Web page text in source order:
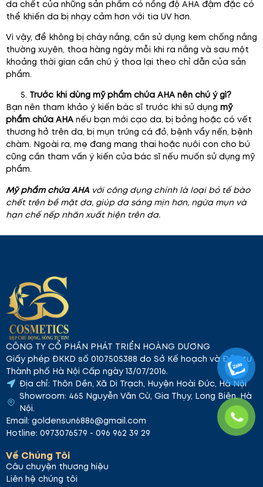
da chết của những sản phẩm có nồng độ AHA đậm đặc có
thể khiến da bị nhạy cảm hơn với tia UV hơn.
Vì vậy, để không bị cháy nắng, cần sử dụng kem chống nắng
thường xuyên, thoa hàng ngày mỗi khi ra nắng và sau một
khoảng thời gian cần chú ý thoa lại theo chỉ dẫn của sản
phẩm.
Trước khi dùng mỹ phẩm chứa AHA nên chú ý gì?
Bạn nên tham khảo ý kiến ​​bác sĩ trước khi sử dụng mỹ
phẩm chứa AHA nếu bạn mới cạo da, bị bỏng hoặc có vết
thương hở trên da, bị mụn trứng cá đỏ, bệnh vẩy nến, bệnh
chàm. Ngoài ra, mẹ đang mang thai hoặc nuôi con cho bú
cũng cần tham vấn ý kiến của ​​bác sĩ nếu muốn sử dụng mỹ
phẩm.
Mỹ phẩm chứa AHA với công dụng chính là loại bỏ tế bào
chết trên bề mặt da, giúp da sáng mịn hơn, ngừa mụn và
hạn chế nếp nhăn xuất hiện trên da.
CÔNG TY CỔ PHẦN PHÁT TRIỂN HOÀNG DƯƠNG
Giấy phép ĐKKD số 0107505388 do Sở Kế hoạch và Đầu tư
Thành phố Hà Nội Cấp ngày 13/07/2016.
Địa chỉ: Thôn Dền, Xã Di Trạch, Huyện Hoài Đức, Hà Nội
Showroom: 465 Nguyễn Văn Cừ, Gia Thụy, Long Biên, Hà
Nội.
Email: goldensun6886@gmail.com
Hotline: 0973076579 - 096 962 39 29
Về Chúng Tôi
Câu chuyện thương hiệu
Liên hệ chúng tôi